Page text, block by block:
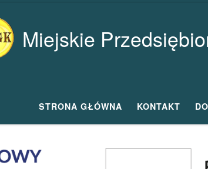
Miejskie
STRONA GŁÓWNA KONTAKT